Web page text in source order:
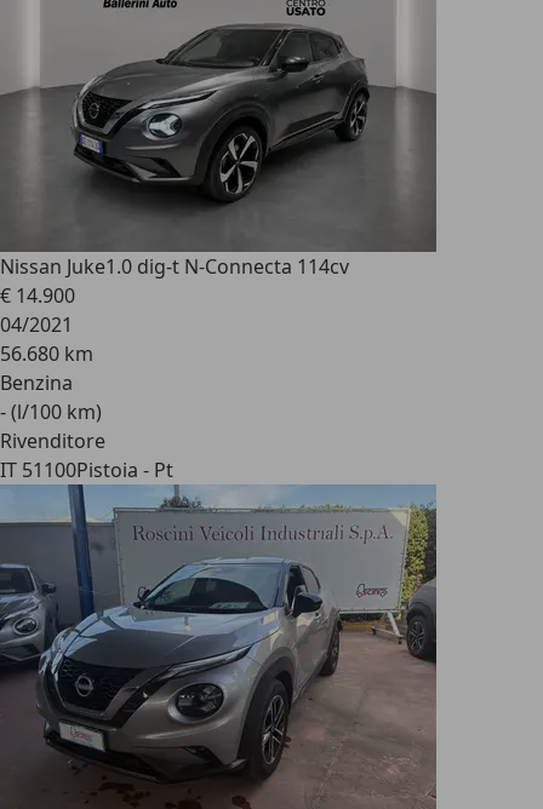
Nissan Juke1.0 dig-t N-Connecta 114cv
€ 14.900
04/2021
56.680 km
Benzina
- (l/100 km)
Rivenditore
IT 51100Pistoia - Pt